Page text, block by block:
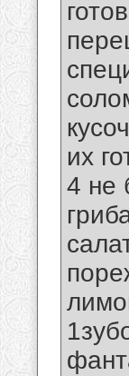
их
4 не